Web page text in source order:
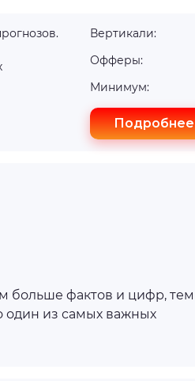
Вертикали:
Офферы:
Минимум:
Подробнее
больше фактов и цифр, тем
один из самых важных